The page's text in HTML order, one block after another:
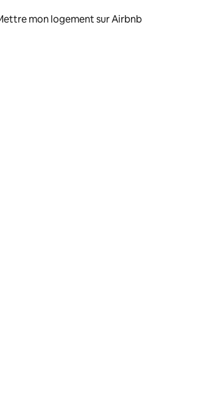
mon logement sur Airbnb